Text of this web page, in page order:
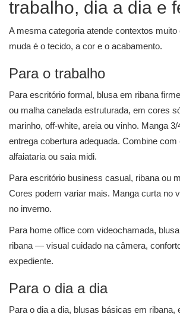
trabalho, dia a dia e
A mesma categoria atende contextos muito
muda é o tecido, a cor e o acabamento.
Para o trabalho
Para escritório formal, blusa em ribana
ou malha canelada estruturada, em cores
marinho, off-white, areia ou vinho. Manga
entrega cobertura adequada. Combine com
alfaiataria ou saia midi.
Para escritório business casual, ribana ou
Cores podem variar mais. Manga curta no
no inverno.
Para home office com videochamada,
ribana — visual cuidado na câmera,
expediente.
Para o dia a dia
Para o dia a dia, blusas básicas em ribana,